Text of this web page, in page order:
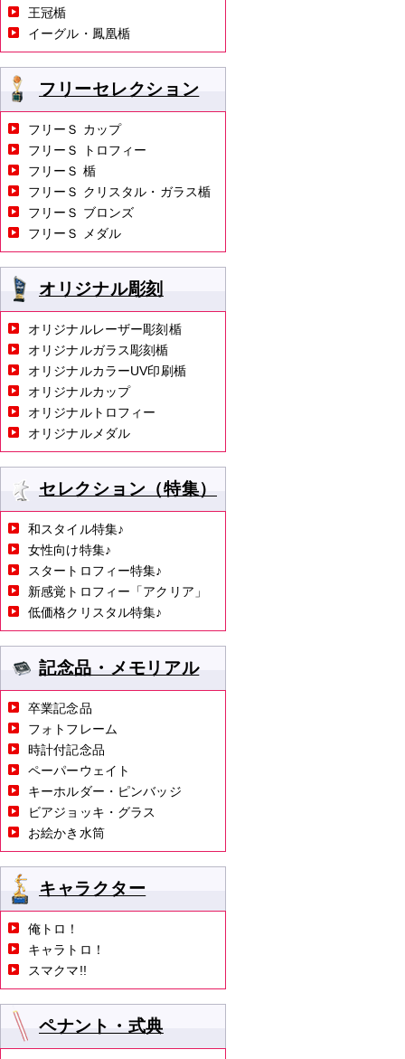
王冠楯
イーグル・鳳凰楯
フリーセレクション
フリーＳ カップ
フリーＳ トロフィー
フリーＳ 楯
フリーＳ クリスタル・ガラス楯
フリーＳ ブロンズ
フリーＳ メダル
オリジナル彫刻
オリジナルレーザー彫刻楯
オリジナルガラス彫刻楯
オリジナルカラーUV印刷楯
オリジナルカップ
オリジナルトロフィー
オリジナルメダル
セレクション（特集）
和スタイル特集♪
女性向け特集♪
スタートロフィー特集♪
新感覚トロフィー「アクリア」
低価格クリスタル特集♪
記念品・メモリアル
卒業記念品
フォトフレーム
時計付記念品
ペーパーウェイト
キーホルダー・ピンバッジ
ビアジョッキ・グラス
お絵かき水筒
キャラクター
俺トロ！
キャラトロ！
スマクマ!!
ペナント・式典